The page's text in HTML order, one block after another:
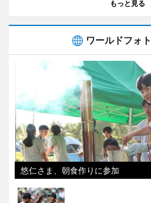
もっと見る
ワールドフォ
悠仁さま、朝食作りに参加